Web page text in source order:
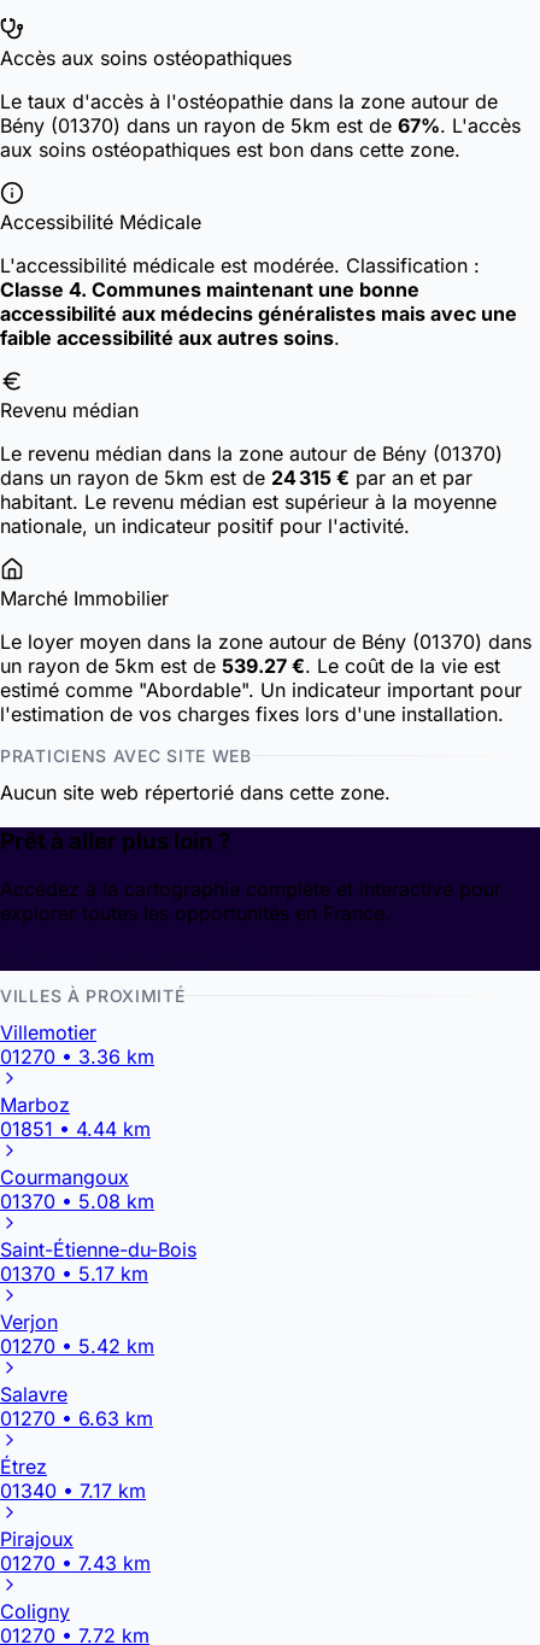
Accès aux soins ostéopathiques
Le taux d'accès à l'ostéopathie dans la zone autour de
Bény (01370) dans un rayon de 5km est de 67%. L'accès
aux soins ostéopathiques est bon dans cette zone.
Accessibilité Médicale
L'accessibilité médicale est modérée. Classification :
Classe 4. Communes maintenant une bonne
accessibilité aux médecins généralistes mais avec une
faible accessibilité aux autres soins.
Revenu médian
Le revenu médian dans la zone autour de Bény (01370)
dans un rayon de 5km est de 24 315 € par an et par
habitant. Le revenu médian est supérieur à la moyenne
nationale, un indicateur positif pour l'activité.
Marché Immobilier
Le loyer moyen dans la zone autour de Bény (01370) dans
un rayon de 5km est de 539.27 €. Le coût de la vie est
estimé comme "Abordable". Un indicateur important pour
l'estimation de vos charges fixes lors d'une installation.
PRATICIENS AVEC SITE WEB
Aucun site web répertorié dans cette zone.
Prêt à aller plus loin ?
Accédez à la cartographie complète et interactive pour
explorer toutes les opportunités en France.
VILLES À PROXIMITÉ
Villemotier
01270 • 3.36 km
Marboz
01851 • 4.44 km
Courmangoux
01370 • 5.08 km
Saint-Étienne-du-Bois
01370 • 5.17 km
Verjon
01270 • 5.42 km
Salavre
01270 • 6.63 km
Étrez
01340 • 7.17 km
Pirajoux
01270 • 7.43 km
Coligny
01270 • 7.72 km